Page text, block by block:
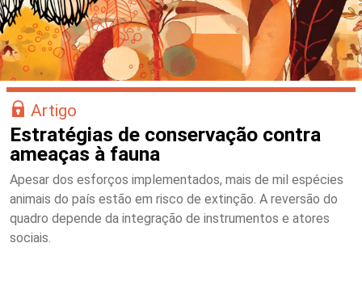
Artigo
Estratégias de conservação contra
ameaças à fauna
Apesar dos esforços implementados, mais de mil espécies
animais do país estão em risco de extinção. A reversão do
quadro depende da integração de instrumentos e atores
sociais.